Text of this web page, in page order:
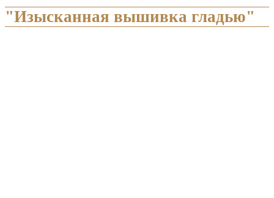
"Изысканная вышивка гладью"